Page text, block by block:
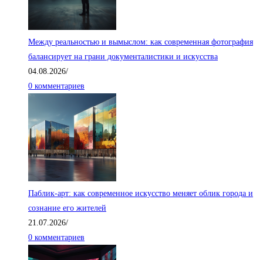
Между реальностью и вымыслом: как современная фотография
балансирует на грани документалистики и искусства
04.08.2026/
0 комментариев
Паблик-арт: как современное искусство меняет облик города и
сознание его жителей
21.07.2026/
0 комментариев